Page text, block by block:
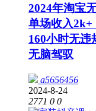
2024年淘宝
单场收入2k+
160小时无违
无脑驾驭
a5656456
2024-8-24
2771 0 0